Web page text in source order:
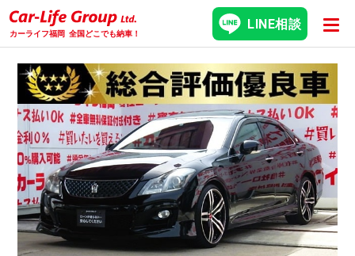
カーライフ福岡 全国どこでも納車！
LINE相談